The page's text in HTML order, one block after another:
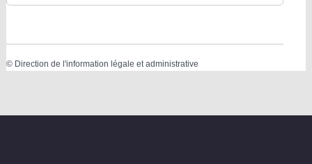
© Direction de l'information légale et administrative